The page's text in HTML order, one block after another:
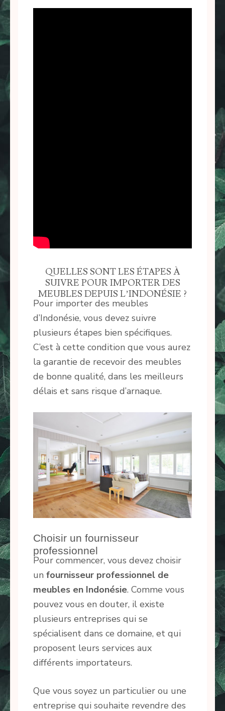
QUELLES SONT LES ÉTAPES À
SUIVRE POUR IMPORTER DES
MEUBLES DEPUIS L’INDONÉSIE ?
Pour importer des meubles
d’Indonésie, vous devez suivre
plusieurs étapes bien spécifiques.
C’est à cette condition que vous aurez
la garantie de recevoir des meubles
de bonne qualité, dans les meilleurs
délais et sans risque d’arnaque.
Choisir un fournisseur
professionnel
Pour commencer, vous devez choisir
un fournisseur professionnel de
meubles en Indonésie. Comme vous
pouvez vous en douter, il existe
plusieurs entreprises qui se
spécialisent dans ce domaine, et qui
proposent leurs services aux
différents importateurs.
Que vous soyez un particulier ou une
entreprise qui souhaite revendre des